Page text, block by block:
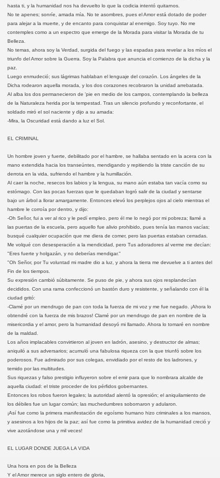
hasta ti, y la humanidad nos ha devuelto lo que la codicia intentó quitarnos.
No te apenes; sonríe, amada mía. No te asombres, pues el Amor está dotado de poder
para alejar a la muerte, y de encanto para conquistar al enemigo. Soy tuyo. No me
contemples como a un espectro que emerge de la Morada para visitar la Morada de tu
Belleza.
No temas, ahora soy la Verdad, surgida del fuego y las espadas para revelar a los míos el
triunfo del Amor sobre la Guerra. Soy la Palabra que anuncia el comienzo de la dicha y la
paz.
Luego enmudeció; sus lágrimas hablaban el lenguaje del corazón. Los ángeles de la
Dicha rodearon aquella morada, y los dos corazones recobraron la unidad arrebatada.
Al alba los dos permanecieron de 'pie en medio de los campos, contemplando la belleza
de la Naturaleza herida por la tempestad. Tras un silencio profundo y reconfortante, el
soldado miró el sol naciente y dijo a su amada:
-Mira, la Oscuridad está dando a luz el Sol.
EL CRIMINAL
Un hombre joven y fuerte, debilitado por el hambre, se hallaba sentado en la acera con la
mano extendida hacia los transeúntes, mendigando y repitiendo la triste canción de su
derrota en la vida, sufriendo el hambre y la humillación.
Al caer la noche, resecos los labios y la lengua, su mano aún estaba tan vacía como su
estómago. Con las pocas fuerzas que le quedaban logró salir de la ciudad y sentarse
bajo un árbol a llorar amargamente. Entonces elevó los perplejos ojos al cielo mientras el
hambre le corroía por dentro, y dijo:
-Oh Señor, fui a ver al rico y le pedí empleo, pero él me lo negó por mi pobreza; llamé a
las puertas de la escuela, pero aquello fue alivio prohibido, pues tenía las manos vacías;
busqué cualquier ocupación que me diera de comer, pero las puertas estaban cerradas.
Me volqué con desesperación a la mendicidad, pero Tus adoradores al verme me decían:
"Eres fuerte y holgazán, y no deberías mendigar."
"Oh Señor, por Tu voluntad mi madre dio a luz, y ahora la tierra me devuelve a ti antes del
Fin de los tiempos.
Su expresión cambió súbitamente. Se puso de pie, y ahora sus ojos resplandecían
decididos. Con una rama confeccionó un bastón duro y resistente, y señalando con él la
ciudad gritó:
-Clamé por un mendrugo de pan con toda la fuerza de mi voz y me fue negado. ¡Ahora lo
obtendré con la fuerza de mis brazos! Clamé por un mendrugo de pan en nombre de la
misericordia y el amor, pero la humanidad desoyó mi llamado. Ahora lo tomaré en nombre
de la maldad.
Los años implacables convirtieron al joven en ladrón, asesino, y destructor de almas;
aniquiló a sus adversarios; acumuló una fabulosa riqueza con la que triunfó sobre los
poderosos. Fue admirado por sus colegas, envidiado por el resto de los ladrones, y
temido por las multitudes.
Sus riquezas y falso prestigio influyeron sobre el emir para que lo nombrara alcalde de
aquella ciudad: el triste proceder de los pérfidos gobernantes.
Entonces los robos fueron legales; la autoridad alentó la opresión; el aniquilamiento de
los débiles fue un lugar común; las muchedumbres sobornaron y adularon.
¡Así fue como la primera manifestación de egoísmo humano hizo criminales a los mansos,
y asesinos a los hijos de la paz; así fue como la primitiva avidez de la humanidad creció y
vive azotándose una y mil veces!
EL LUGAR DONDE JUEGA LA VIDA
Una hora en pos de la Belleza
Y el Amor merece un siglo entero de gloria,